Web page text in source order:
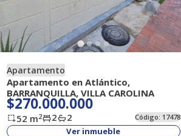
Apartamento
Apartamento en Atlántico,
BARRANQUILLA, VILLA CAROLINA
$270.000.000
52 m2 2 2 Código: 17478
Ver inmueble